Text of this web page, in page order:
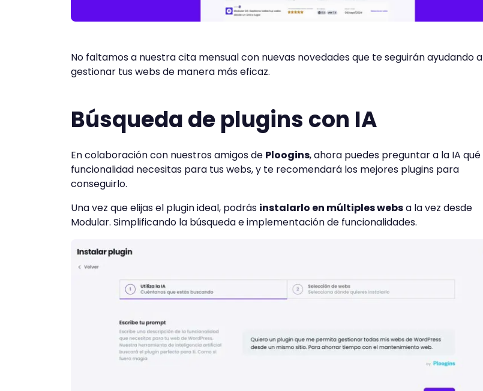
No faltamos a nuestra cita mensual con nuevas novedades que te seguirán ayudando a
gestionar tus webs de manera más eficaz.
Búsqueda de plugins con IA
En colaboración con nuestros amigos de Ploogins, ahora puedes preguntar a la IA qué
funcionalidad necesitas para tus webs, y te recomendará los mejores plugins para
conseguirlo.
Una vez que elijas el plugin ideal, podrás instalarlo en múltiples websa la vez desde
Modular. Simplificando la búsqueda e implementación de funcionalidades.